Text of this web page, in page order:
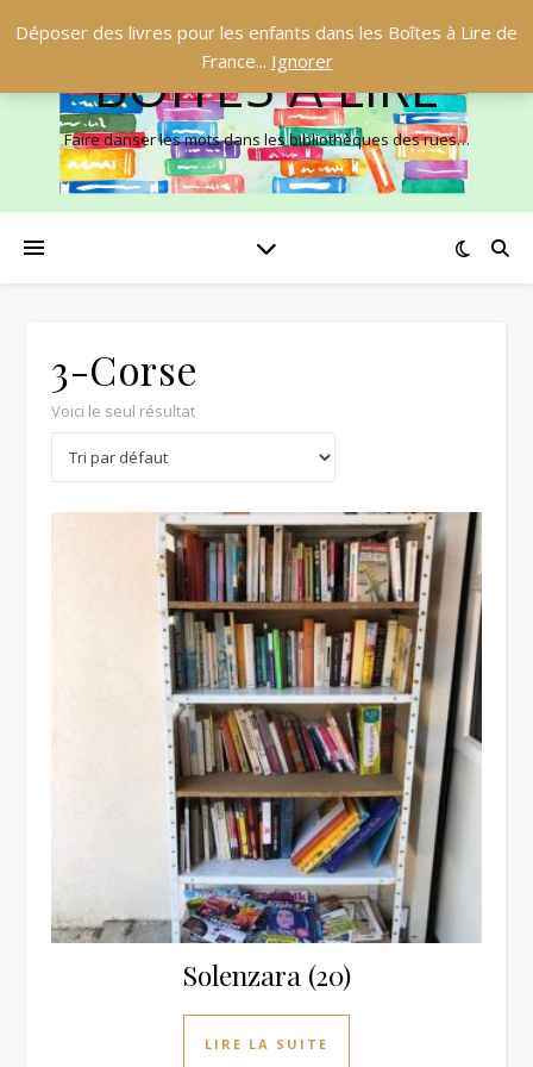
Déposer des livres pour les enfants dans les Boîtes à Lire de
France... Ignorer
BOÎTES À LIRE
Faire danser les mots dans les bibliothèques des rues…
3-Corse
Voici le seul résultat
Solenzara (20)
LIRE LA SUITE